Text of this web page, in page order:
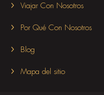
Viajar Con Nosotros
Por Qué Con Nosotros
Blog
Mapa del sitio